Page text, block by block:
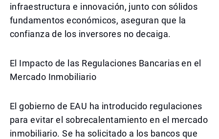
infraestructura e innovación, junto con sólidos
fundamentos económicos, aseguran que la
confianza de los inversores no decaiga.
El Impacto de las Regulaciones Bancarias en el
Mercado Inmobiliario
El gobierno de EAU ha introducido regulaciones
para evitar el sobrecalentamiento en el mercado
inmobiliario. Se ha solicitado a los bancos que